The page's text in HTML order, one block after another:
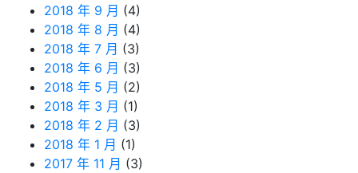
2018 年 9 月 (4)
2018 年 8 月 (4)
2018 年 7 月 (3)
2018 年 6 月 (3)
2018 年 5 月 (2)
2018 年 3 月 (1)
2018 年 2 月 (3)
2018 年 1 月 (1)
2017 年 11 月 (3)